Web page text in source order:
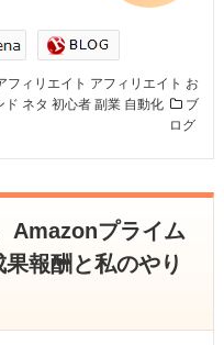
フィリエイト アフィリエイト お
ド ネタ 初心者 副業 自動化
ブ
ログ
Amazonプライム
報酬と私のやり